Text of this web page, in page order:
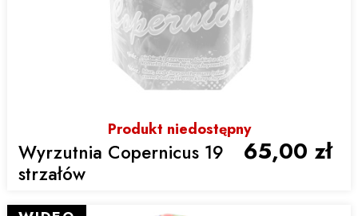
Produkt niedostępny
Wyrzutnia Copernicus 19
strzałów
65,00 zł